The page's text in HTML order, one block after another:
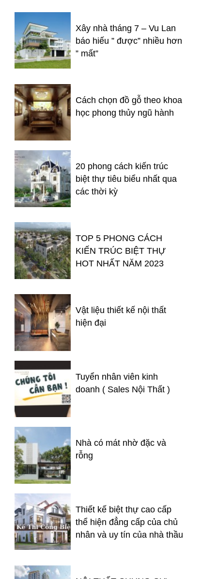
Xây nhà tháng 7 – Vu Lan
báo hiếu ” được” nhiều hơn
” mất”
Cách chọn đồ gỗ theo khoa
học phong thủy ngũ hành
20 phong cách kiến trúc
biệt thự tiêu biểu nhất qua
các thời kỳ
TOP 5 PHONG CÁCH
KIẾN TRÚC BIỆT THỰ
HOT NHẤT NĂM 2023
Vật liệu thiết kế nội thất
hiện đại
Tuyển nhân viên kinh
doanh ( Sales Nội Thất )
Nhà có mát nhờ đặc và
rỗng
Thiết kế biệt thự cao cấp
thể hiện đẳng cấp của chủ
nhân và uy tín của nhà thầu